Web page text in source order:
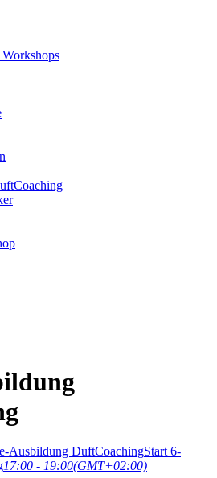
Ausbildung DuftCoachingStart 6-
17:00 - 19:00(GMT+02:00)